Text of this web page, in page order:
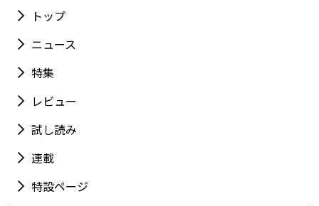
トップ
ニュース
特集
レビュー
試し読み
連載
特設ページ